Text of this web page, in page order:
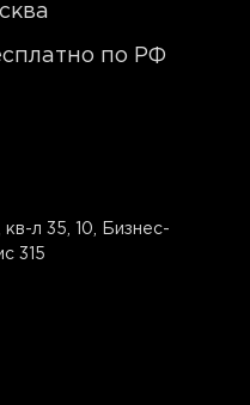
по РФ
л 35, 10, Бизнес-
315